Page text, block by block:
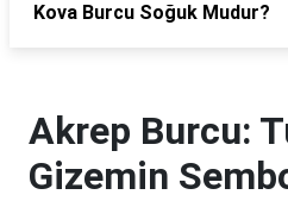
Kova Burcu Soğuk Mudur?
Akrep Burcu:
Gizemin